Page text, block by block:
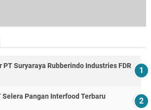
PT Suryaraya Rubberindo Industries FDR
Selera Pangan Interfood Terbaru